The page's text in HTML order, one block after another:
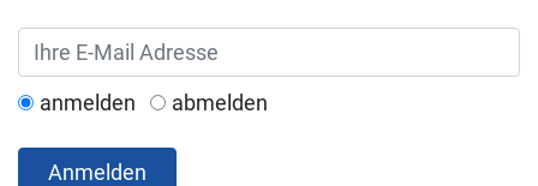
anmelden abmelden
Anmelden